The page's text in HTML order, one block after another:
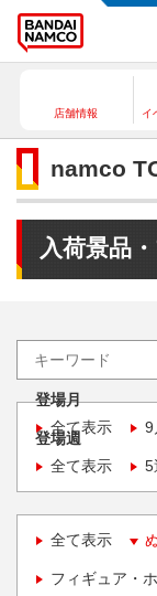
店舗情報 イ
namco
入荷景品
登場月
全て表示
9
登場週
全て表示
5
全て表示
フィギュア・